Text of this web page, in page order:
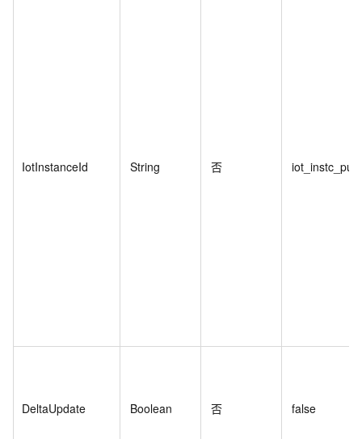
IotInstanceId String 否
DeltaUpdate Boolean 否 false